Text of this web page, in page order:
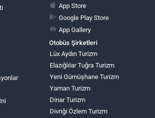
App Store
Google Play Store
App Gallery
Otobüs Şirketleri
Lüx Aydın Turizm
Elazığlılar Tuğra Turizm
Yeni Gümüşhane Turizm
Yaman Turizm
Dinar Turizm
Divriği Özlem Turizm